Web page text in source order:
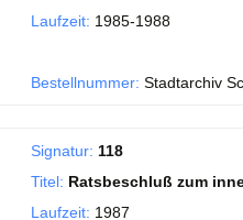
Laufzeit: 1985-1988
Bestellnummer: Stadtarchiv
Signatur: 118
Titel: Ratsbeschluß zum
Laufzeit: 1987